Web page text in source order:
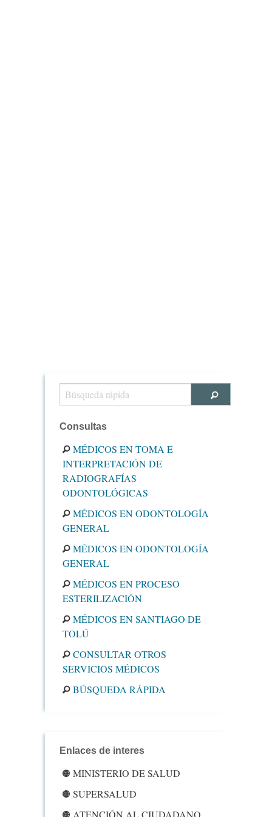
Consultas
MÉDICOS EN TOMA E
INTERPRETACIÓN DE
RADIOGRAFÍAS
ODONTOLÓGICAS
MÉDICOS EN ODONTOLOGÍA
GENERAL
MÉDICOS EN ODONTOLOGÍA
GENERAL
MÉDICOS EN PROCESO
ESTERILIZACIÓN
MÉDICOS EN SANTIAGO DE
TOLÚ
CONSULTAR OTROS
SERVICIOS MÉDICOS
BÚSQUEDA RÁPIDA
Enlaces de interes
MINISTERIO DE SALUD
SUPERSALUD
ATENCIÓN AL CIUDADANO